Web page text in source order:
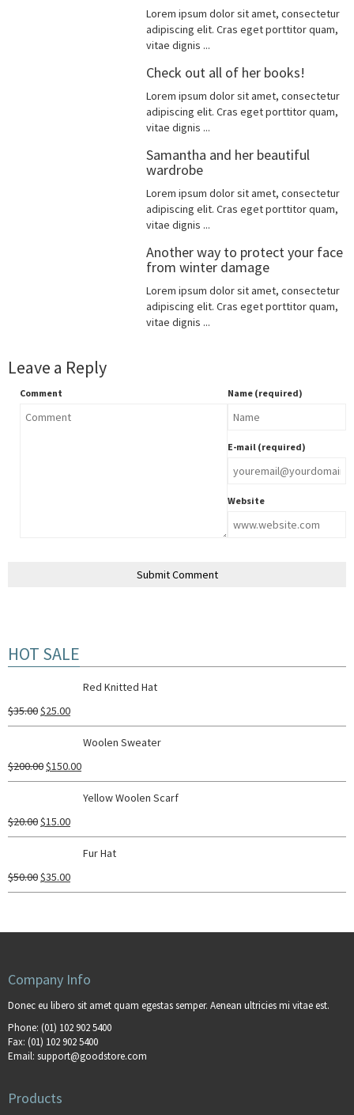
Lorem ipsum dolor sit amet, consectetur
adipiscing elit. Cras eget porttitor quam,
vitae dignis ...
Check out all of her books!
Lorem ipsum dolor sit amet, consectetur
adipiscing elit. Cras eget porttitor quam,
vitae dignis ...
Samantha and her beautiful
wardrobe
Lorem ipsum dolor sit amet, consectetur
adipiscing elit. Cras eget porttitor quam,
vitae dignis ...
Another way to protect your face
from winter damage
Lorem ipsum dolor sit amet, consectetur
adipiscing elit. Cras eget porttitor quam,
vitae dignis ...
Leave a Reply
Comment Name (required)
E-mail (required)
Website
HOT SALE
Red Knitted Hat
$35.00$25.00
Woolen Sweater
$200.00$150.00
Yellow Woolen Scarf
$20.00$15.00
Fur Hat
$50.00$35.00
Company Info
Donec eu libero sit amet quam egestas semper. Aenean ultricies mi vitae est.
Phone: (01) 102 902 5400
Fax: (01) 102 902 5400
Email: support@goodstore.com
Products